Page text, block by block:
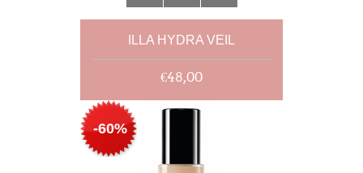
ILLA HYDRA VEIL
€48,00
-60%